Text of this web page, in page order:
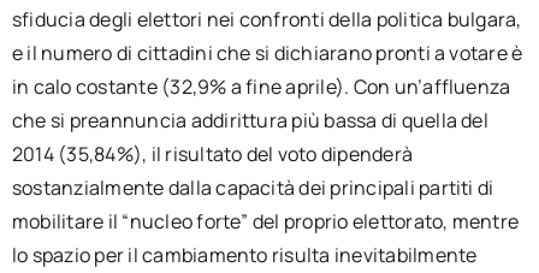
sfiducia degli elettori nei confronti della politica bulgara,
e il numero di cittadini che si dichiarano pronti a votare è
in calo costante (32,9% a fine aprile). Con un’affluenza
che si preannuncia addirittura più bassa di quella del
2014 (35,84%), il risultato del voto dipenderà
sostanzialmente dalla capacità dei principali partiti di
mobilitare il “nucleo forte” del proprio elettorato, mentre
lo spazio per il cambiamento risulta inevitabilmente